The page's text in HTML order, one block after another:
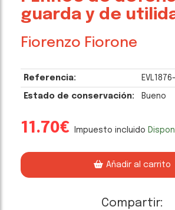
guarda y de
Fiorenzo Fiorone
Referencia:
Estado de conservación: Bueno
11.70€ Impuesto incluido
Añadir al carrito
Compartir: